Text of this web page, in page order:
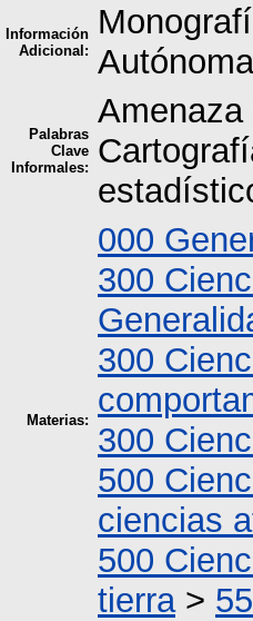
Información
Adicional:
Palabras
Clave
Informales:
Materias:
000
300
300
300
500
ciencias
500
tierra>